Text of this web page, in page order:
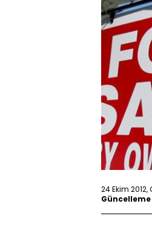
24 Ekim
Güncelleme